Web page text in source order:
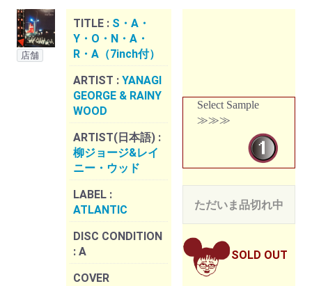
店舗
TITLE : S・A・
Y・O・N・A・
R・A（7inch付）
ARTIST : YANAGI
GEORGE & RAINY
WOOD
ARTIST(日本語) :
柳ジョージ&レイ
ニー・ウッド
LABEL :
ATLANTIC
DISC CONDITION
: A
COVER
Select Sample
≫≫≫
ただいま品切れ中
SOLD OUT